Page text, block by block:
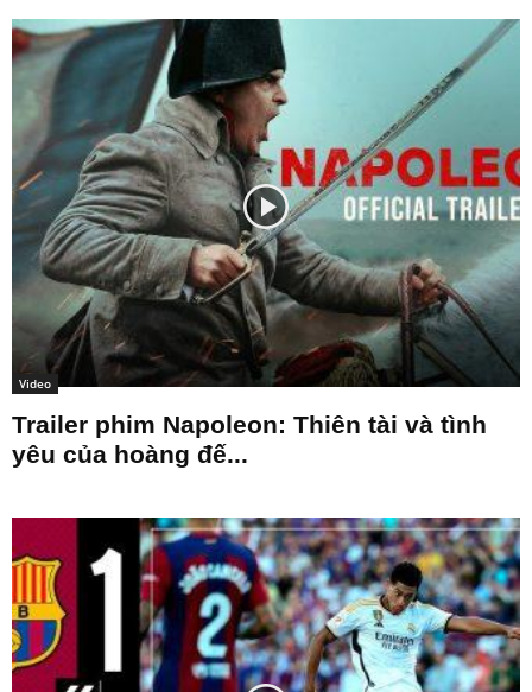
Video
Trailer phim Napoleon: Thiên tài và tình
yêu của hoàng đế...